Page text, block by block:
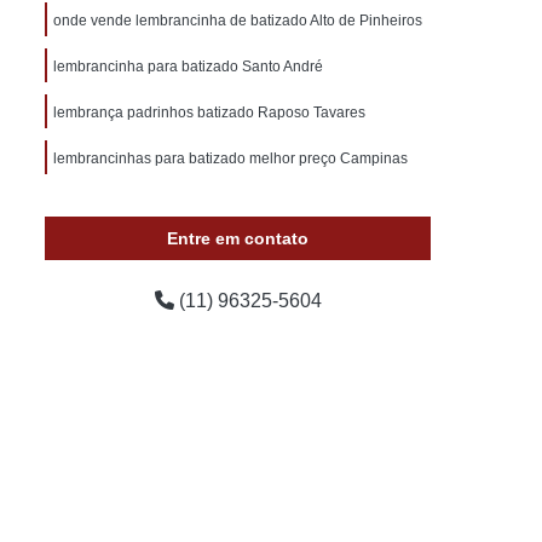
para Convidados
Lembrancinha Cha de Bebê
Lembrancinha Cha de Bebê Menino
Lembrancinha de Cha de Bebê Menina
Lembrancinhas de Cha de Bebê
a Pronta Entrega
onde vende lembrancinha de batizado Alto de Pinheiros
lembrancinha para batizado Santo André
lembrança padrinhos batizado Raposo Tavares
lembrancinhas para batizado melhor preço Campinas
Entre em contato
(11) 96325-5604